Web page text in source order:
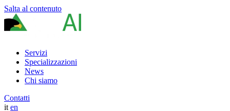
Salta al contenuto
Servizi
Specializzazioni
News
Chi siamo
Contatti
it en